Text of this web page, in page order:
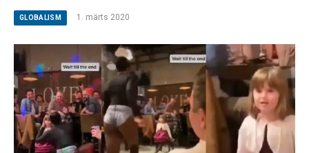
GLOBALISM 1. märts 2020